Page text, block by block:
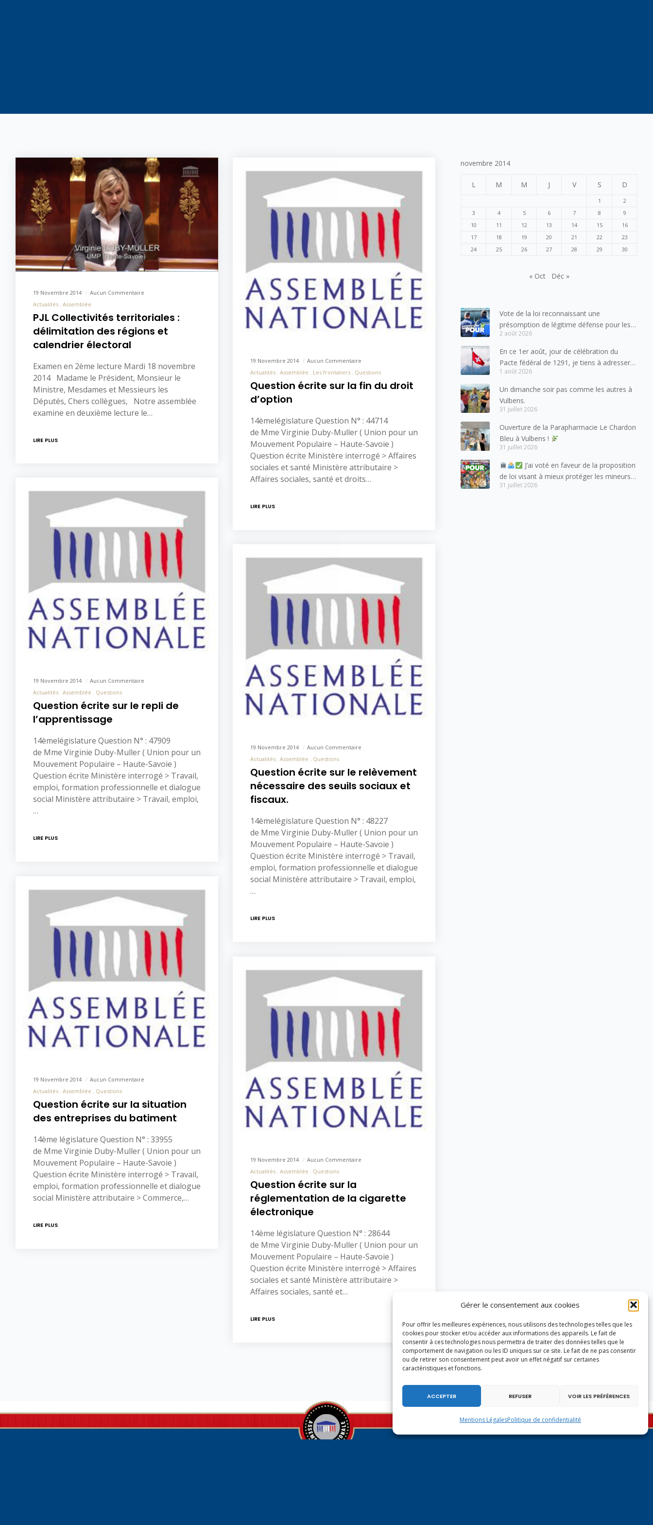
Gérer le consentement aux cookies
Pour offrir les meilleures expériences, nous utilisons des technologies telles que les
cookies pour stocker et/ou accéder aux informations des appareils. Le fait de
consentir à ces technologies nous permettra de traiter des données telles que le
comportement de navigation ou les ID uniques sur ce site. Le fait de ne pas consentir
ou de retirer son consentement peut avoir un effet négatif sur certaines
caractéristiques et fonctions.
ACCEPTER REFUSER VOIR LES PRÉFÉRENCES
Mentions LégalesPolitique de confidentialité
19 Novembre 2014
Aucun Commentaire
Actualités Assemblée
PJL Collectivités territoriales :
délimitation des régions et
calendrier électoral
Examen en 2ème lecture Mardi 18 novembre
2014 Madame le Président, Monsieur le
Ministre, Mesdames et Messieurs les
Députés, Chers collègues, Notre assemblée
examine en deuxième lecture le…
LIRE PLUS
19 Novembre 2014
Aucun Commentaire
Actualités Assemblée Les frontaliers Questions
Question écrite sur la fin du droit
d’option
14èmelégislature Question N° : 44714
de Mme Virginie Duby-Muller ( Union pour un
Mouvement Populaire – Haute-Savoie )
Question écrite Ministère interrogé > Affaires
sociales et santé Ministère attributaire >
Affaires sociales, santé et droits…
LIRE PLUS
19 Novembre 2014
Aucun Commentaire
Actualités Assemblée Questions
Question écrite sur le repli de
l’apprentissage
14èmelégislature Question N° : 47909
de Mme Virginie Duby-Muller ( Union pour un
Mouvement Populaire – Haute-Savoie )
Question écrite Ministère interrogé > Travail,
emploi, formation professionnelle et dialogue
social Ministère attributaire > Travail, emploi,
…
LIRE PLUS
19 Novembre 2014
Aucun Commentaire
Actualités Assemblée Questions
Question écrite sur le relèvement
nécessaire des seuils sociaux et
fiscaux.
14èmelégislature Question N° : 48227
de Mme Virginie Duby-Muller ( Union pour un
Mouvement Populaire – Haute-Savoie )
Question écrite Ministère interrogé > Travail,
emploi, formation professionnelle et dialogue
social Ministère attributaire > Travail, emploi,
…
LIRE PLUS
19 Novembre 2014
Aucun Commentaire
Actualités Assemblée Questions
Question écrite sur la situation
des entreprises du batiment
14ème législature Question N° : 33955
de Mme Virginie Duby-Muller ( Union pour un
Mouvement Populaire – Haute-Savoie )
Question écrite Ministère interrogé > Travail,
emploi, formation professionnelle et dialogue
social Ministère attributaire > Commerce,…
LIRE PLUS
19 Novembre 2014
Aucun Commentaire
Actualités Assemblée Questions
Question écrite sur la
réglementation de la cigarette
électronique
14ème législature Question N° : 28644
de Mme Virginie Duby-Muller ( Union pour un
Mouvement Populaire – Haute-Savoie )
Question écrite Ministère interrogé > Affaires
sociales et santé Ministère attributaire >
Affaires sociales, santé et…
LIRE PLUS
novembre 2014
L M M J V S D
1
2
3
4 5 6 7 8
9
10
11 12 13 14 15
16
17
18 19 20 21 22
23
24
25 26 27 28 29 30
« Oct Déc »
Vote de la loi reconnaissant une
présomption de légitime défense pour les
forces de l’ordre
2 août 2026
En ce 1er août, jour de célébration du
Pacte fédéral de 1291, je tiens à adresser
mes meilleures salutations à nos voisins et
amis suisses, et plus particulièrement aux
habitants du bassin genevois et de l’arc
lémanique, avec lesquels la Haute-Savoie
1 août 2026
Un dimanche soir pas comme les autres à
Vulbens.
31 juillet 2026
Ouverture de la Parapharmacie Le Chardon
Bleu à Vulbens !
31 juillet 2026
J’ai voté en faveur de la proposition
de loi visant à mieux protéger les mineurs
des risques liés à l’utilisation des réseaux
31 juillet 2026